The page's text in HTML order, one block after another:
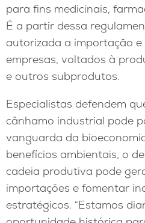
para fins medicinais,
É a partir dessa
autorizada a importação
empresas, voltados à
e outros subprodutos.
Especialistas defendem
cânhamo industrial pode
vanguarda da
benefícios ambientais, o
cadeia produtiva pode
importações e fomentar
estratégicos. “Estamos